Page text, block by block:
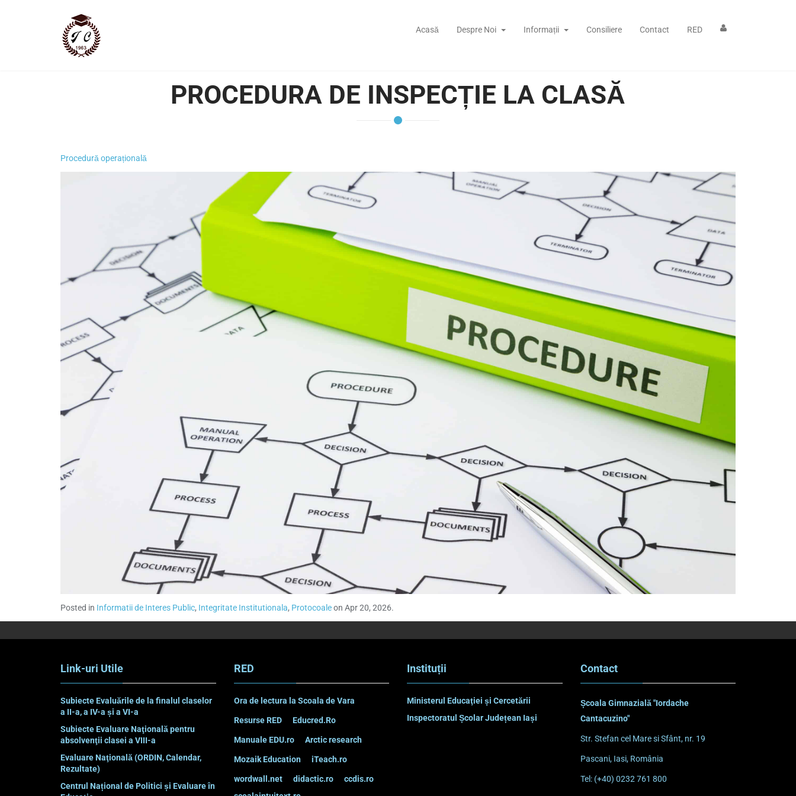
Acasă Despre Noi Informații Consiliere Contact RED
PROCEDURA DE INSPECȚIE LA CLASĂ
Procedură operațională
Posted in Informatii de Interes Public, Integritate Institutionala, Protocoaleon Apr 20, 2026.
Link-uri Utile
Subiecte Evaluările de la finalul claselor
a II-a, a IV-a și a VI-a
Subiecte Evaluare Naţională pentru
absolvenţii clasei a VIII-a
Evaluare Naţională (ORDIN, Calendar,
Rezultate)
Centrul Național de Politici și Evaluare în
RED
Ora de lectura la Scoala de Vara
Resurse RED Educred.Ro
Manuale EDU.ro Arctic research
Mozaik Education iTeach.ro
wordwall.net didactic.ro
ccdis.ro
Instituții
Ministerul Educaţiei și Cercetării
Inspectoratul Școlar Județean Iași
Contact
Școala Gimnazială "Iordache
Cantacuzino"
Str. Stefan cel Mare si Sfânt, nr. 19
Pascani, Iasi, România
Tel: (+40) 0232 761 800